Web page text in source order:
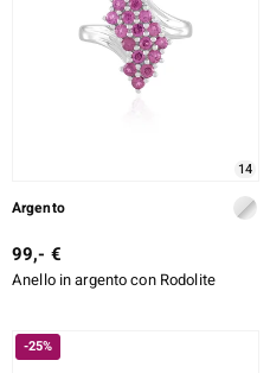
14
Argento
99,- €
Anello in argento con Rodolite
-25%